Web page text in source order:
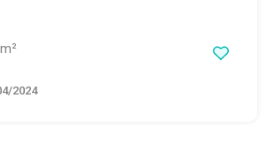
m²
2024